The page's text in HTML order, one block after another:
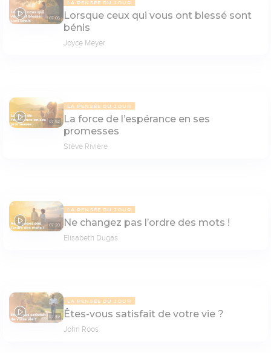
07:06
LA PENSÉE DU JOUR
Lorsque ceux qui vous ont blessé sont
bénis
Joyce Meyer
07:52
LA PENSÉE DU JOUR
La force de l’espérance en ses
promesses
Stève Rivière
07:20
LA PENSÉE DU JOUR
Ne changez pas l’ordre des mots !
Elisabeth Dugas
07:49
LA PENSÉE DU JOUR
Êtes-vous satisfait de votre vie ?
John Roos